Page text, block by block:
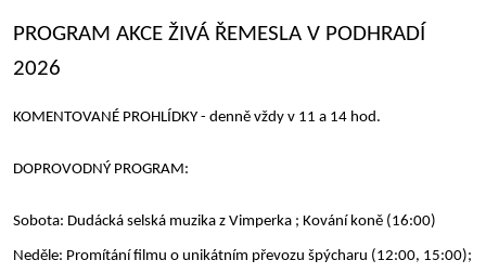
PROGRAM AKCE ŽIVÁ ŘEMESLA V PODHRADÍ
2026
KOMENTOVANÉ PROHLÍDKY - denně vždy v 11 a 14 hod.
DOPROVODNÝ PROGRAM:
Sobota: Dudácká selská muzika z Vimperka ; Kování koně (16:00)
Neděle: Promítání filmu o unikátním převozu špýcharu (12:00, 15:00);